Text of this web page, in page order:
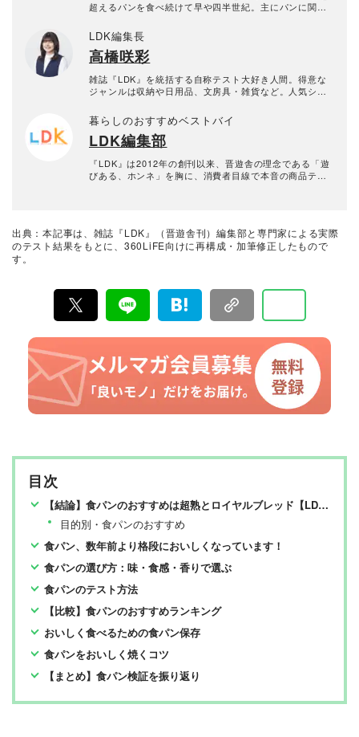
超えるパンを食べ続けて早や四半世紀。主にパンに関す
ビ）・「いきなり！ 黄金伝説」（テレビ朝日）・「マツ
コの知らない世界」（TBS）・「マツコ＆有吉 かりそめ
天国」（テレビ朝日）といったメディアへの出演も多
数。
LDK編集長
高橋咲彩
雑誌『LDK』を統括する自称テスト大好き人間。得意な
ジャンルは収納や日用品、文房具・雑貨など。人気ショ
後、雑誌『MONOQLO』を経て、2023年『LDK』編集
長に就任。市場調査を元に特集のテーマ決めや表紙作
成、入稿前の最終確認を行う。
暮らしのおすすめベストバイ
LDK編集部
『LDK』は2012年の創刊以来、晋遊舎の理念である「遊
びある、ホンネ」を胸に、消費者目線で本音の商品テス
て見つけた「本当に良いもの」と「お役立ち情報」を厳
選してあなたにお届け。編集長・高橋咲彩を中心に、11
出典：本記事は、雑誌『LDK』（晋遊舎刊）編集部と専門家による実際
のテスト結果をもとに、360LiFE向けに再構成・加筆修正したもので
す。
目次
【結論】食パンのおすすめは超熟とロイヤルブレッド【LDKが検証】
目的別・食パンのおすすめ
食パン、数年前より格段においしくなっています！
食パンの選び方：味・食感・香りで選ぶ
食パンのテスト方法
【比較】食パンのおすすめランキング
おいしく食べるための食パン保存
食パンをおいしく焼くコツ
【まとめ】食パン検証を振り返り